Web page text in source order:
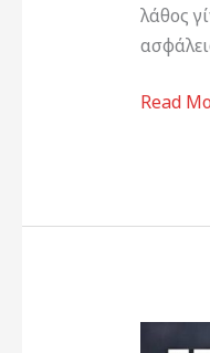
λάθος
Read